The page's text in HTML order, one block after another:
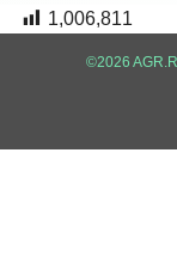
1,006,811
©2026